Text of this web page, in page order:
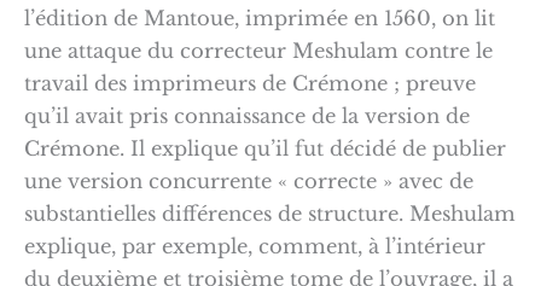
l’édition de Mantoue, imprimée en 1560, on lit
une attaque du correcteur Meshulam contre le
travail des imprimeurs de Crémone ; preuve
qu’il avait pris connaissance de la version de
Crémone. Il explique qu’il fut décidé de publier
une version concurrente « correcte » avec de
substantielles différences de structure. Meshulam
explique, par exemple, comment, à l’intérieur
du deuxième et troisième tome de l’ouvrage, il a